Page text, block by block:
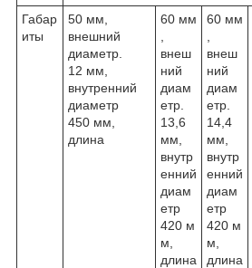
Габар
иты
50 мм,
внешний
диаметр.
12 мм,
внутренний
диаметр
450 мм,
длина
60 мм
внеш
ний
диам
етр.
13,6
мм,
внутр
енний
диам
етр
420 м
м,
длина
60 мм
внеш
ний
диам
етр.
14,4
мм,
внутр
енний
диам
етр
420 м
м,
длина